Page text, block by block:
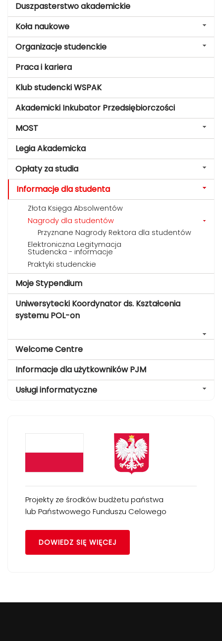
Duszpasterstwo akademickie
Koła naukowe
Organizacje studenckie
Praca i kariera
Klub studencki WSPAK
Akademicki Inkubator Przedsiębiorczości
MOST
Legia Akademicka
Opłaty za studia
Informacje dla studenta
Złota Księga Absolwentów
Nagrody dla studentów
Przyznane Nagrody Rektora dla studentów
Elektroniczna Legitymacja
Studencka - informacje
Praktyki studenckie
Moje Stypendium
Uniwersytecki Koordynator ds. Kształcenia
systemu POL-on
Welcome Centre
Informacje dla użytkowników PJM
Usługi informatyczne
Projekty ze środków budżetu państwa
lub Państwowego Funduszu Celowego
DOWIEDZ SIĘ WIĘCEJ